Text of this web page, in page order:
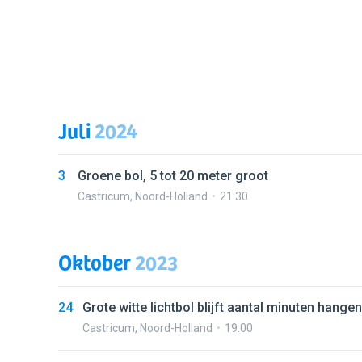
Juli2024
3 Groene bol, 5 tot 20 meter groot
Castricum, Noord-Holland 21:30
Oktober2023
24 Grote witte lichtbol blijft aantal minuten hangen
Castricum, Noord-Holland 19:00